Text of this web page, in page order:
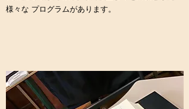
様々な プログラムがあります。